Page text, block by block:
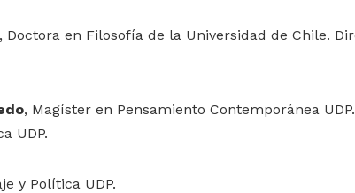
, Doctora en Filosofía de la Universidad de Chile.
, Magíster en Pensamiento Contemporánea
UDP.
y Política UDP.